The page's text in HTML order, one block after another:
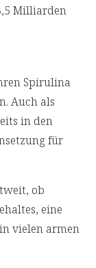
Milliarden
Spirulina
Auch als
in den
für
ob
eine
in vielen armen